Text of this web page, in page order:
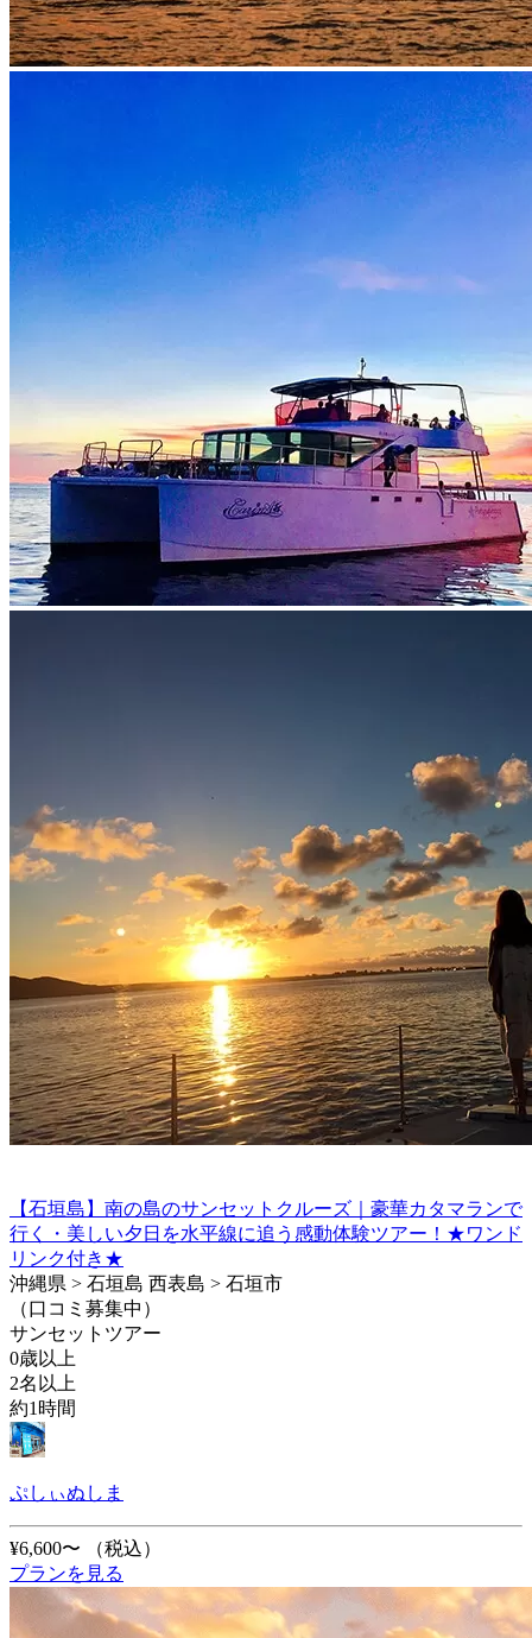
【石垣島】南の島のサンセットクルーズ｜豪華カタマランで
行く・美しい夕日を水平線に追う感動体験ツアー！★ワンド
リンク付き★
沖縄県 > 石垣島 西表島 > 石垣市
（口コミ募集中）
サンセットツアー
0歳以上
2名以上
約1時間
ぷしぃぬしま
¥6,600〜
（税込）
プランを見る